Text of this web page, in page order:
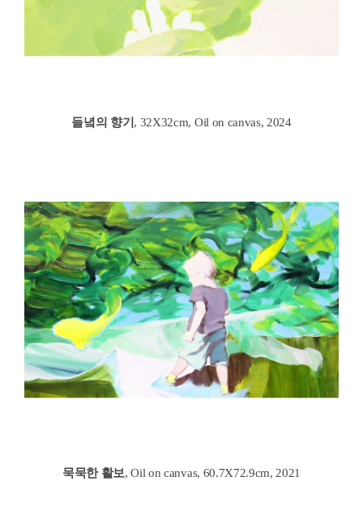
들녘의 향기 , 32X32cm, Oil on canvas, 2024
묵묵한 활보, Oil on canvas, 60.7X72.9cm, 2021